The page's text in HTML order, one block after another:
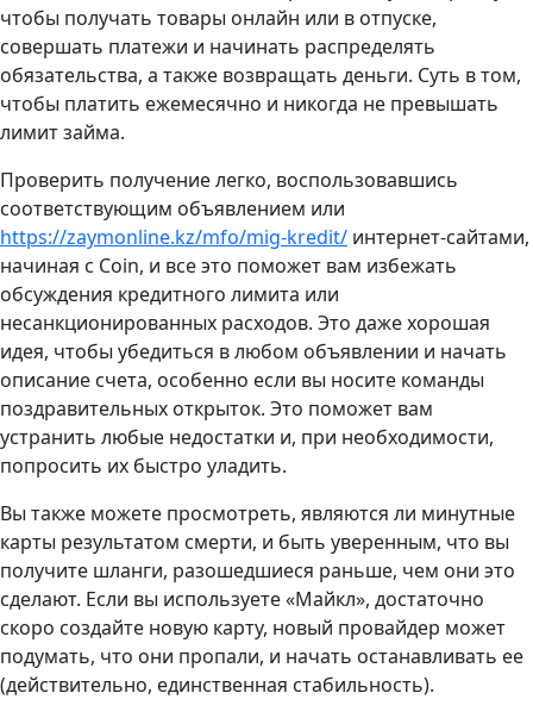
чтобы получать товары онлайн или в отпуске,
совершать платежи и начинать распределять
обязательства, а также возвращать деньги. Суть в том,
чтобы платить ежемесячно и никогда не превышать
лимит займа.
Проверить получение легко, воспользовавшись
соответствующим объявлением или
https://zaymonline.kz/mfo/mig-kredit/ интернет-сайтами,
начиная с Coin, и все это поможет вам избежать
обсуждения кредитного лимита или
несанкционированных расходов. Это даже хорошая
идея, чтобы убедиться в любом объявлении и начать
описание счета, особенно если вы носите команды
поздравительных открыток. Это поможет вам
устранить любые недостатки и, при необходимости,
попросить их быстро уладить.
Вы также можете просмотреть, являются ли минутные
карты результатом смерти, и быть уверенным, что вы
получите шланги, разошедшиеся раньше, чем они это
сделают. Если вы используете «Майкл», достаточно
скоро создайте новую карту, новый провайдер может
подумать, что они пропали, и начать останавливать ее
(действительно, единственная стабильность).